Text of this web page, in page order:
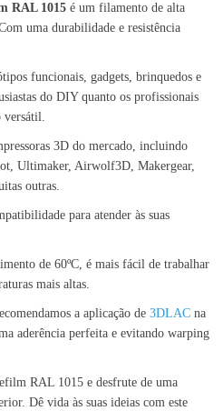
RAL 1015 é um filamento de alta
uma durabilidade e resistência
funcionais, gadgets, brinquedos e
do DIY quanto os profissionais
versátil.
3D do mercado, incluindo
Ultimaker, Airwolf3D, Makergear,
outras.
para atender às suas
de 60ºC, é mais fácil de trabalhar
mais altas.
a aplicação de 3DLAC na
aderência perfeita e evitando warping
RAL 1015 e desfrute de uma
Dê vida às suas ideias com este